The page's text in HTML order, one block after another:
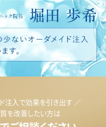
注入で効果を引き出す ／
を改善したい方は